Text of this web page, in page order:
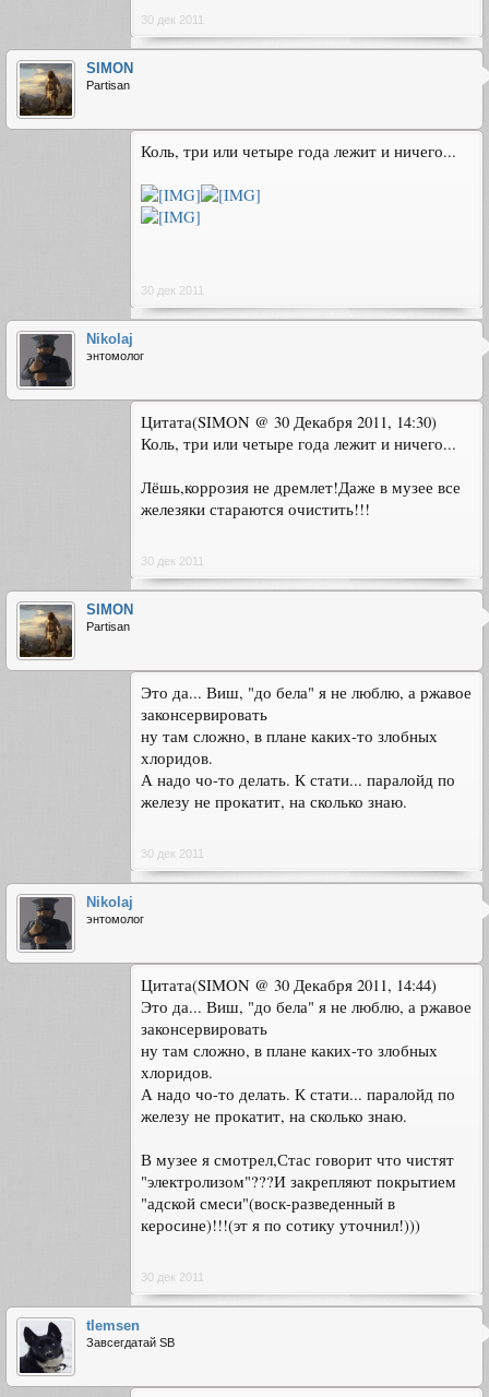
30 дек 2011
SIMON
Partisan
Коль, три или четыре года лежит и ничего...
30 дек 2011
Nikolaj
энтомолог
Цитата(SIMON @ 30 Декабря 2011, 14:30)
Коль, три или четыре года лежит и ничего...
Лёшь,коррозия не дремлет!Даже в музее все
железяки стараются очистить!!!
30 дек 2011
SIMON
Partisan
Это да... Виш, "до бела" я не люблю, а ржавое
законсервировать
ну там сложно, в плане каких-то злобных
хлоридов.
А надо чо-то делать. К стати... паралойд по
железу не прокатит, на сколько знаю.
30 дек 2011
Nikolaj
энтомолог
Цитата(SIMON @ 30 Декабря 2011, 14:44)
Это да... Виш, "до бела" я не люблю, а ржавое
законсервировать
ну там сложно, в плане каких-то злобных
хлоридов.
А надо чо-то делать. К стати... паралойд по
железу не прокатит, на сколько знаю.
В музее я смотрел,Стас говорит что чистят
"электролизом"???И закрепляют покрытием
"адской смеси"(воск-разведенный в
керосине)!!!(эт я по сотику уточнил!)))
30 дек 2011
tlemsen
Завсегдатай SB